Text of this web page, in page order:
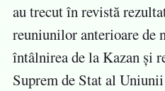
au trecut în revistă
reuniunilor anterioare de
întâlnirea de la Kazan și
Suprem de Stat al